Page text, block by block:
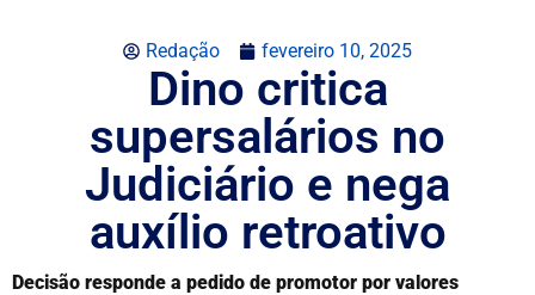
Redação fevereiro 10, 2025
Dino critica
supersalários no
Judiciário e nega
auxílio retroativo
Decisão responde a pedido de promotor por valores